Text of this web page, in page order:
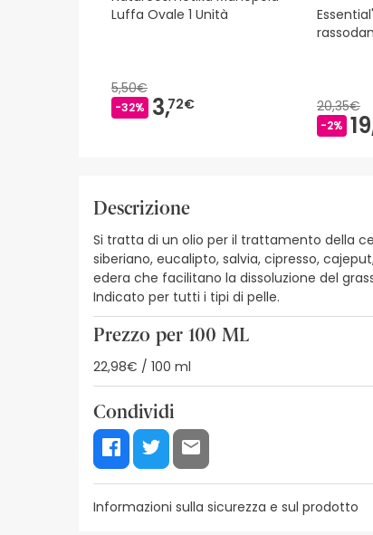
Luffa Ovale 1 Unità
5,50€
-32% 3,72€ 20,35€
-2%
Descrizione
Si tratta di un olio per il trattamento della
siberiano, eucalipto, salvia, cipresso,
edera che facilitano la dissoluzione del
Indicato per tutti i tipi di pelle.
Prezzo per 100 ML
22,98€ / 100 ml
Condividi
Informazioni sulla sicurezza e sul prodotto